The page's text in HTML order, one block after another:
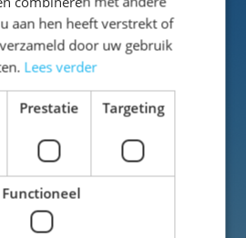
Vrouw
Polyester
aan hen heeft verstrekt of
door uw gebruik
Lees verder
Prestatie Targeting
Functioneel
nieuwsbrief en ontvang toegang
kortingen!
Inschrijven